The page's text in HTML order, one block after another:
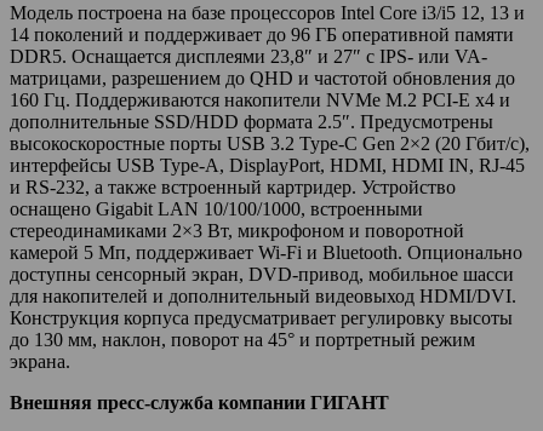
Модель построена на базе процессоров Intel Core i3/i5 12, 13 и
14 поколений и поддерживает до 96 ГБ оперативной памяти
DDR5. Оснащается дисплеями 23,8″ и 27″ с IPS- или VA-
матрицами, разрешением до QHD и частотой обновления до
160 Гц. Поддерживаются накопители NVMe M.2 PCI-E x4 и
дополнительные SSD/HDD формата 2.5″. Предусмотрены
высокоскоростные порты USB 3.2 Type-C Gen 2×2 (20 Гбит/с),
интерфейсы USB Type-A, DisplayPort, HDMI, HDMI IN, RJ-45
и RS-232, а также встроенный картридер. Устройство
оснащено Gigabit LAN 10/100/1000, встроенными
стереодинамиками 2×3 Вт, микрофоном и поворотной
камерой 5 Мп, поддерживает Wi-Fi и Bluetooth. Опционально
доступны сенсорный экран, DVD-привод, мобильное шасси
для накопителей и дополнительный видеовыход HDMI/DVI.
Конструкция корпуса предусматривает регулировку высоты
до 130 мм, наклон, поворот на 45° и портретный режим
экрана.
Внешняя пресс-служба компании ГИГАНТ